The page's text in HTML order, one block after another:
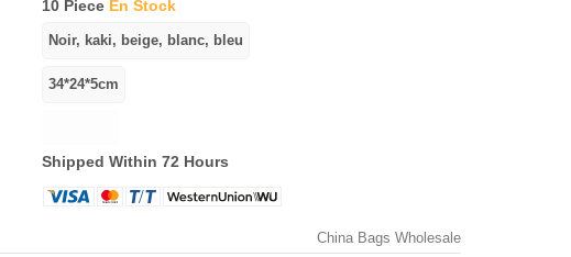
10 Piece En Stock
Shipped Within 72 Hours
China Bags Wholesale